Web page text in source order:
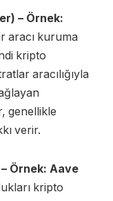
– Örnek:
aracı kuruma
kripto
aracılığıyla
genellikle
verir.
Örnek: Aave
kripto